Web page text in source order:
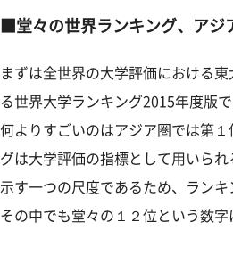
■堂々の世界ランキング、アジ
まずは全世界の大学評価における
る世界大学ランキング2015年度版
何よりすごいのはアジア圏では第
グは大学評価の指標として用いら
示す一つの尺度であるため、ラン
その中でも堂々の１２位という数